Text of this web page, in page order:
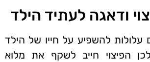
ודאגה לעתיד הילד
עלולות להשפיע על חייו של הילד
הפיצוי חייב לשקף את מלוא